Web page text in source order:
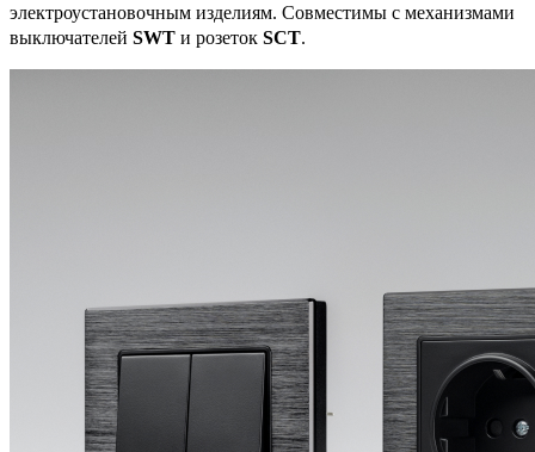
электроустановочным изделиям. Совместимы с механизмами
выключателей SWT и розеток SCT.